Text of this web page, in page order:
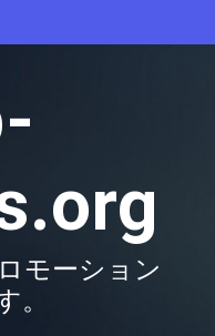
モーション
。